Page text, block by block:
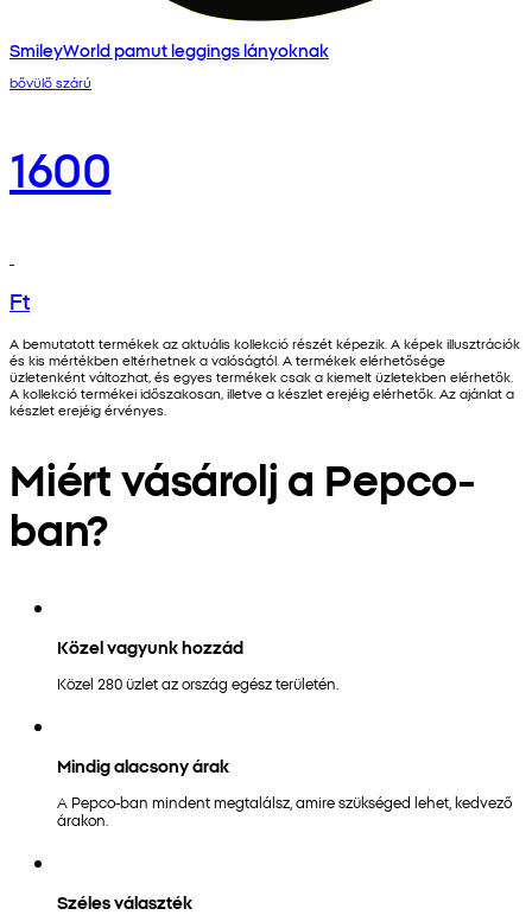
SmileyWorld pamut leggings lányoknak
bővülő szárú
1600
Ft
A bemutatott termékek az aktuális kollekció részét képezik. A képek illusztrációk
és kis mértékben eltérhetnek a valóságtól. A termékek elérhetősége
üzletenként változhat, és egyes termékek csak a kiemelt üzletekben elérhetők.
A kollekció termékei időszakosan, illetve a készlet erejéig elérhetők. Az ajánlat a
készlet erejéig érvényes.
Miért vásárolj a Pepco-
ban?
Közel vagyunk hozzád
Közel 280 üzlet az ország egész területén.
Mindig alacsony árak
A Pepco-ban mindent megtalálsz, amire szükséged lehet, kedvező
árakon.
Széles választék